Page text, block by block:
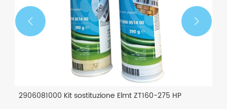
2906081000 Kit sostituzione Elmt ZT160-275 HP
 